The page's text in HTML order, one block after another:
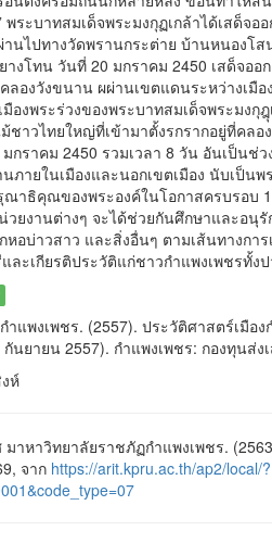
ระบาทสมเด็จพระมงกุฏเกล้าได้เสด็จอ
นไปทางวัดพรานกระต่าย บ้านหนองโ
งโทน วันที่ 20 มกราคม 2450 เสด็จออ
องวังขนาน ผผ่านเขตแดนระหว่างเมือ
มืองพระร่วงของพระบาทสมเด็จพระมง
ชาวไทยใหญ่ที่เข้ามาตั้งรกรากอยู่ที่คล
ราคม 2450 รวมเวลา 8 วัน อันเป็นช่ว
ภายในเมืองและนอกเขตเมือง นับเป็
าธิคุณของพระองค์ในโอกาสครบรอบ
วยงานต่างๆ จะได้ช่วยกันศึกษาและอ
หอบ่าวสาว และสิ่งอื่นๆ ตามเส้นทางกา
ะเกียรติประวัติแก่ชาวกำแพงเพชรทั้งป
พงเพชร. (2557). ประวัติศาสตร์เมือง
นยายน 2557). กำแพงเพชร: กองทุนส่
ห์
หาวิทยาลัยราชภัฏกำแพงเพชร.
จาก https://arit.kpru.ac.th/ap2/local/?